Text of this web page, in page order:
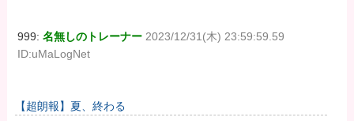
999:名無しのトレーナー 2023/12/31(木) 23:59:59.59
ID:uMaLogNet
【超朗報】夏、終わる